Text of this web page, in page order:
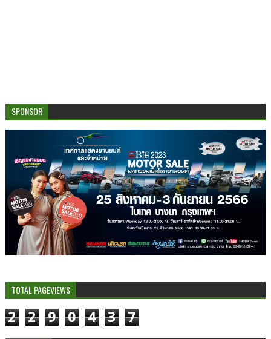
SPONSOR
TOTAL PAGEVIEWS
2 2 9 0 4 3 7